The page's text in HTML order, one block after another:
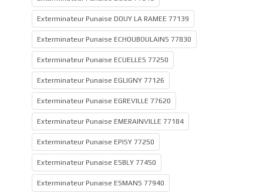
Exterminateur Punaise DOUY LA RAMEE 77139
Exterminateur Punaise ECHOUBOULAINS 77830
Exterminateur Punaise ECUELLES 77250
Exterminateur Punaise EGLIGNY 77126
Exterminateur Punaise EGREVILLE 77620
Exterminateur Punaise EMERAINVILLE 77184
Exterminateur Punaise EPISY 77250
Exterminateur Punaise ESBLY 77450
Exterminateur Punaise ESMANS 77940